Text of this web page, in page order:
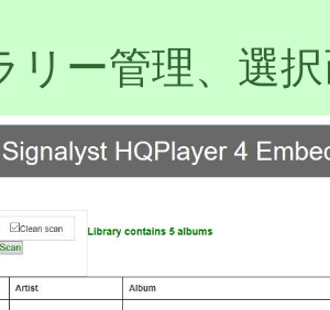
リー管理、選